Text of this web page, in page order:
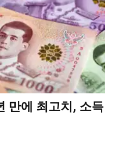
만에 최고치, 소득